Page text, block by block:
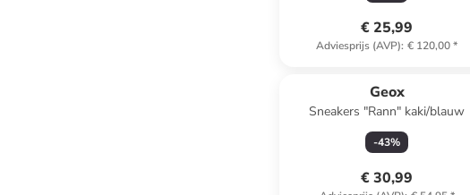
€ 25,99
Adviesprijs (AVP): € 120,00*
Geox
Sneakers "Rann" kaki/blauw
-43%
€ 30,99